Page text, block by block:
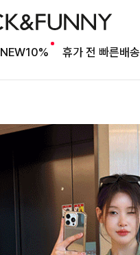
NEW10% 휴가 전 빠른배송